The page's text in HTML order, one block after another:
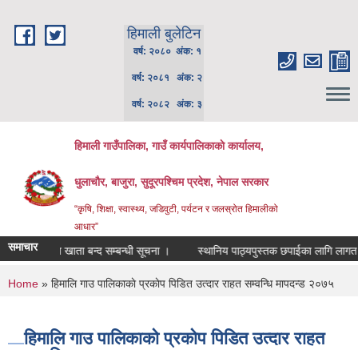
हिमाली बुलेटिन
वर्ष: २०८० अंक: १
वर्ष: २०८१ अंक: २
वर्ष: २०८२ अंक: ३
हिमाली गाउँपालिका, गाउँ कार्यपालिकाकाे कार्यालय,
धुलाचौर, बाजुरा, सुदूरपश्चिम प्रदेश, नेपाल सरकार
“कृषि, शिक्षा, स्वास्थ्य, जडिवुटी, पर्यटन र जलस्रोत हिमालीको
आधार”
समाचार
तथा खाता बन्द सम्बन्धी सूचना । स्थानिय पाठ्यपुस्तक छपाईका लागि लागत
You are here
Home » हिमालि गाउ पालिकाकाे प्रकाेप पिडित उत्दार राहत सम्वन्धि मापदन्ड २०७५
हिमालि गाउ पालिकाकाे प्रकाेप पिडित उत्दार राहत